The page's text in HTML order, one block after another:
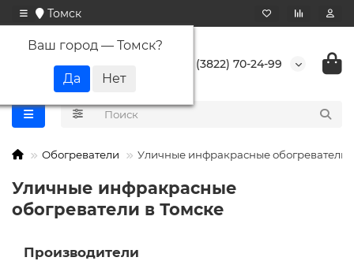
Томск
Ваш город — Томск?
+7 (3822) 70-24-99
Обогреватели Уличные инфракрасные обогреватели
Уличные инфракрасные
обогреватели в Томске
Производители